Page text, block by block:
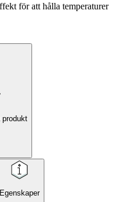
för att hålla temperaturer
produkt
Egenskaper